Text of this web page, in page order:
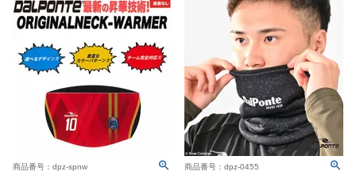
商品番号：dpz-spnw 商品番号：dpz-0455